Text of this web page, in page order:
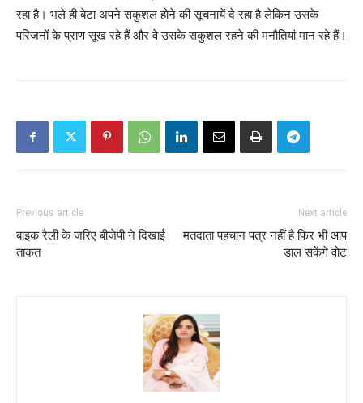
रहा है। भले ही बेटा अपने सकुशल होने की सूचनायें दे रहा है लेकिन उसके
परिजनों के प्राण सूख रहे हैं और वे उसके सकुशल रहने की मनौतियां मान रहे हैं।
Previous article
बाइक रैली के जरिए बीजेपी ने दिखाई
ताकत
Next article
मतदाता पहचान पत्र नहीं है फिर भी आप
डाल सकेंगे वोट